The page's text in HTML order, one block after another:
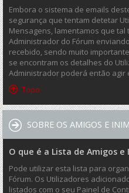
Embora o sistema de emails
segurança que tentam detetar
Mensagens, lamentamos que
Administrador do Fórum
recebido, sendo muito
se encontram os detalhes do
Administrador poderá então agir
Topo
SOBRE OS AMIGOS E
O que é a Lista de Amigos e
Pode utilizar esta lista para
Fórum. Os Utilizadores
listados com o seu Painel de